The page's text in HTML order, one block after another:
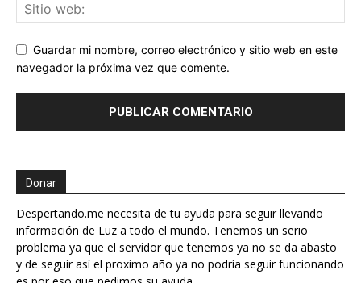
Guardar mi nombre, correo electrónico y sitio web en este
navegador la próxima vez que comente.
Donar
Despertando.me necesita de tu ayuda para seguir llevando
información de Luz a todo el mundo. Tenemos un serio
problema ya que el servidor que tenemos ya no se da abasto
y de seguir así el proximo año ya no podría seguir funcionando